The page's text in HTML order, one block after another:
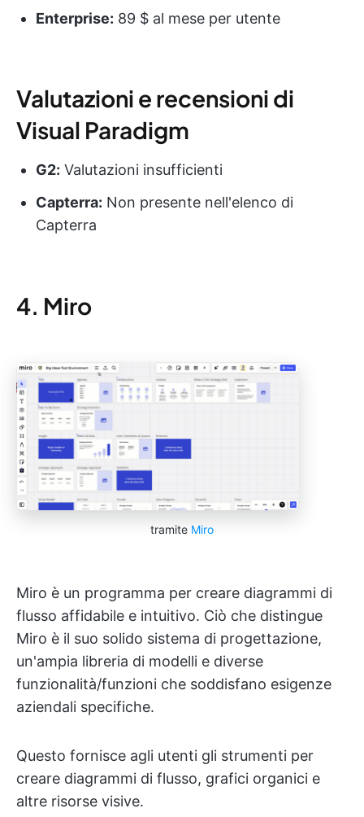
Enterprise: 89 $ al mese per utente
Valutazioni e recensioni di
Visual Paradigm
G2: Valutazioni insufficienti
Capterra: Non presente nell'elenco di
Capterra
4. Miro
tramite Miro
Miro è un programma per creare diagrammi di
flusso affidabile e intuitivo. Ciò che distingue
Miro è il suo solido sistema di progettazione,
un'ampia libreria di modelli e diverse
funzionalità/funzioni che soddisfano esigenze
aziendali specifiche.
Questo fornisce agli utenti gli strumenti per
creare diagrammi di flusso, grafici organici e
altre risorse visive.